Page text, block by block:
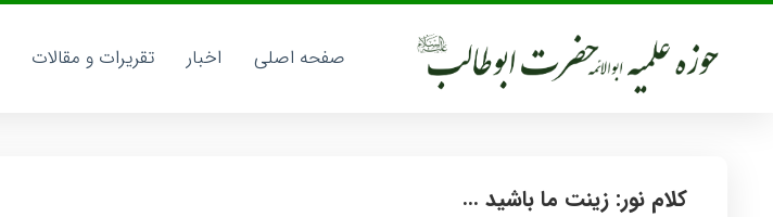
صفحه اصلی اخبار تقریرات و مقالات
کلام نور: زینت ما باشید …